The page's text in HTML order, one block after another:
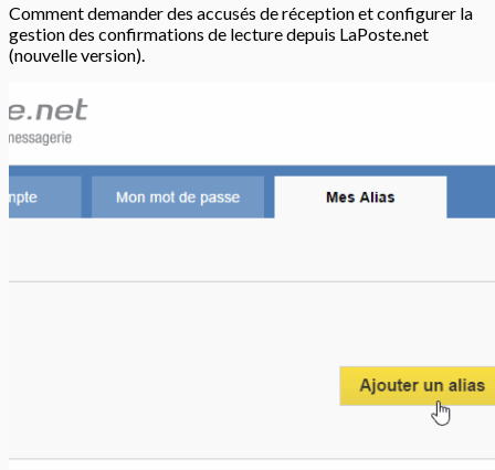
Comment demander des accusés de réception et configurer la
gestion des confirmations de lecture depuis LaPoste.net
(nouvelle version).